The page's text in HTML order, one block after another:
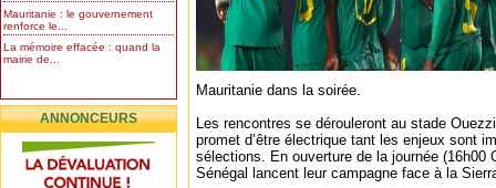
Mauritanie : le gouvernement
renforce le...
La mémoire effacée : quand la
mairie de...
ANNONCEURS
Mauritanie dans la soirée.
Les rencontres se dérouleront au stade
promet d’être électrique tant les enjeux sont
sélections. En ouverture de la journée (16h00
Sénégal lancent leur campagne face à la